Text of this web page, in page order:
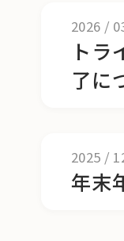
2026 /
トラ
了に
2025 /
年末